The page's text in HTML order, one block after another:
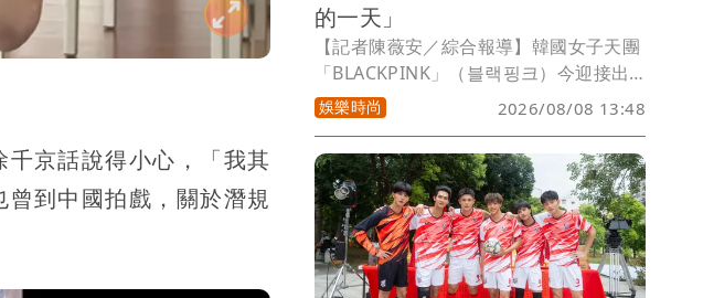
京話說得小心，「我其
到中國拍戲，關於潛規
的一天」
【記者陳薇安／綜合報導】韓國女子天團
「BLACKPINK」（블랙핑크）今迎接出
道10週年，因經紀公司「YG娛樂」舉行
Meet &Greet紀念活動草率了事，引發粉
絲怒火。成員Jisoo在進入8月8日的第一
時刻，發文向「BLINK」（粉絲名稱）道
歉，「這次的紀念日對我來說是滿懷歉意
的一天」，Jennie及ROSÉ也分別在IG表
示未來會以更好的模樣繼續見面，感動全
球粉絲。
娛樂時尚 2026/08/08 13:48